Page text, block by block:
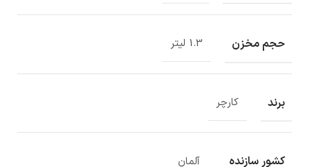
حجم مخزن 1.3 لیتر
برند کارچر
کشور سازنده آلمان